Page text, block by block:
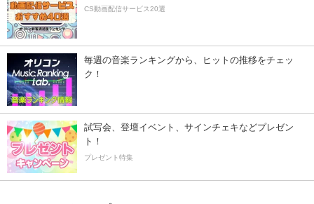
CS動画配信サービス20選
毎週の音楽ランキングから、ヒットの推移をチェッ
ク！
試写会、登壇イベント、サインチェキなどプレゼン
ト！
プレゼント特集